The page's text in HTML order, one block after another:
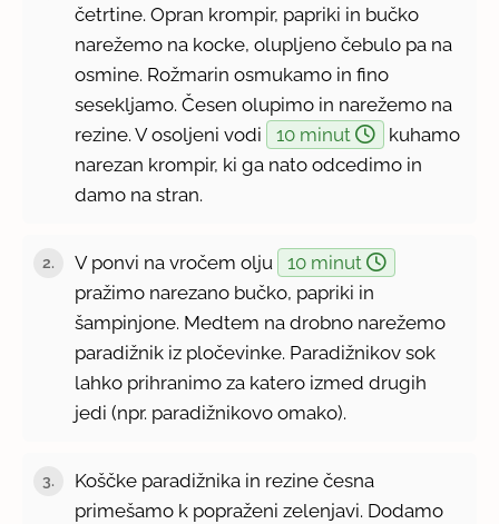
četrtine. Opran krompir, papriki in bučko
narežemo na kocke, olupljeno čebulo pa na
osmine. Rožmarin osmukamo in fino
sesekljamo. Česen olupimo in narežemo na
rezine. V osoljeni vodi
10 minut
kuhamo
narezan krompir, ki ga nato odcedimo in
damo na stran.
2. V ponvi na vročem olju
10 minut
pražimo narezano bučko, papriki in
šampinjone. Medtem na drobno narežemo
paradižnik iz pločevinke. Paradižnikov sok
lahko prihranimo za katero izmed drugih
jedi (npr. paradižnikovo omako).
3.
Koščke paradižnika in rezine česna
primešamo k popraženi zelenjavi. Dodamo